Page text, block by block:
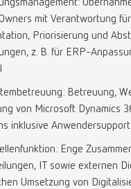
mit Verantwortung
Priorisierung und
z. B. für ERP-
Betreuung,
von Microsoft Dynamics
inklusive Anwendersupport
Enge
IT sowie externen
Umsetzung von